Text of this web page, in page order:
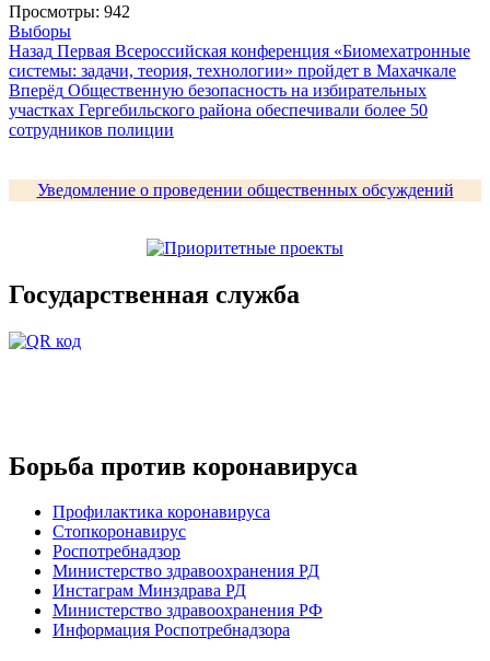
Просмотры: 942
Выборы
Навигация
по
записям
Назад Предыдущая
запись:
Первая Всероссийская конференция «Биомехатронные
системы: задачи, теория, технологии» пройдет в Махачкале
Вперёд Следующая
запись:
Общественную безопасность на избирательных
участках Гергебильского района обеспечивали более 50
сотрудников полиции
Уведомление о проведении общественных обсуждений
Государственная служба
Борьба против коронавируса
Профилактика коронавируса
Стопкоронавирус
Роспотребнадзор
Министерство здравоохранения РД
Инстаграм Минздрава РД
Министерство здравоохранения РФ
Информация Роспотребнадзора